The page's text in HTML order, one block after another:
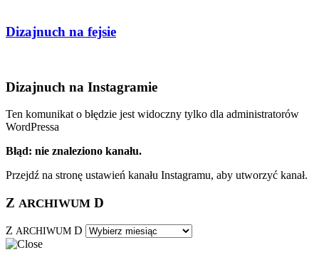
Dizajnuch na fejsie
Dizajnuch na Instagramie
Ten komunikat o błędzie jest widoczny tylko dla administratorów
WordPressa
Błąd: nie znaleziono kanału.
Przejdź na stronę ustawień kanału Instagramu, aby utworzyć kanał.
Z ARCHIWUM D
Z ARCHIWUM D